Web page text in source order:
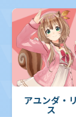
アユンダ・リ
ス